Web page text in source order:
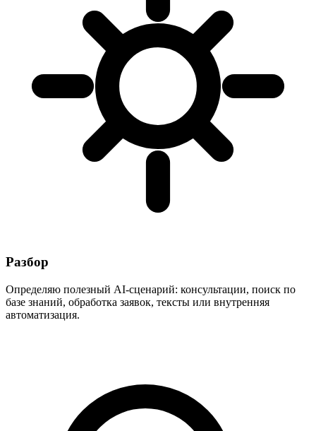
Разбор
Определяю полезный AI-сценарий: консультации, поиск по
базе знаний, обработка заявок, тексты или внутренняя
автоматизация.